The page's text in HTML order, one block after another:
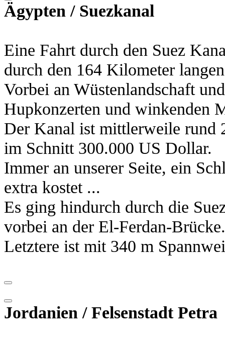
Ägypten / Suezkanal
Eine Fahrt durch den Suez
durch den 164 Kilometer
Vorbei an Wüstenlandschaft
Hupkonzerten und winkenden
Der Kanal ist mittlerweile rund
im Schnitt 300.000 US Dollar.
Immer an unserer Seite, ein
extra kostet ...
Es ging hindurch durch die
vorbei an der El-Ferdan-Brücke.
Letztere ist mit 340 m
Jordanien / Felsenstadt Petra